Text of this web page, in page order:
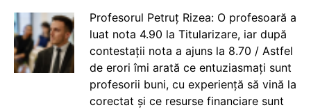
Profesorul Petruț Rizea: O profesoară a
luat nota 4.90 la Titularizare, iar după
contestații nota a ajuns la 8.70 / Astfel
de erori îmi arată ce entuziasmați sunt
profesorii buni, cu experiență să vină la
corectat și ce resurse financiare sunt